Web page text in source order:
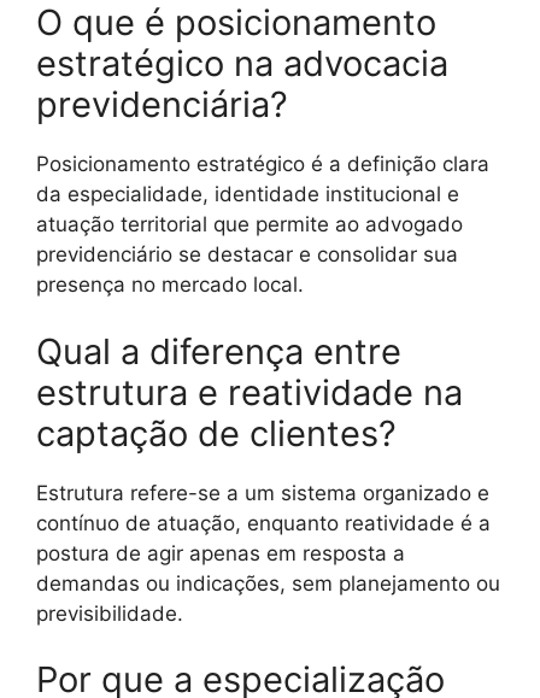
O que é posicionamento
estratégico na advocacia
previdenciária?
Posicionamento estratégico é a definição clara
da especialidade, identidade institucional e
atuação territorial que permite ao advogado
previdenciário se destacar e consolidar sua
presença no mercado local.
Qual a diferença entre
estrutura e reatividade na
captação de clientes?
Estrutura refere-se a um sistema organizado e
contínuo de atuação, enquanto reatividade é a
postura de agir apenas em resposta a
demandas ou indicações, sem planejamento ou
previsibilidade.
Por que a especialização